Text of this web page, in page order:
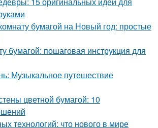
бумагой на Новый год: простые
бумагой: пошаговая инструкция для
Музыкальное путешествие
цветной бумагой: 10
технологий: что нового в мире